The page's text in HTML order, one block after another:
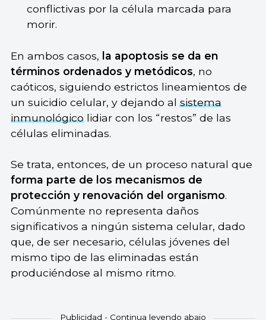
conflictivas por la célula marcada para
morir.
En ambos casos, la apoptosis se da en
términos ordenados y metódicos, no
caóticos, siguiendo estrictos lineamientos de
un suicidio celular, y dejando alsistema
inmunológicolidiar con los “restos” de las
células eliminadas.
Se trata, entonces, de un proceso natural que
forma parte de los mecanismos de
protección y renovación del organismo.
Comúnmente no representa daños
significativos a ningún sistema celular, dado
que, de ser necesario, células jóvenes del
mismo tipo de las eliminadas están
produciéndose al mismo ritmo.